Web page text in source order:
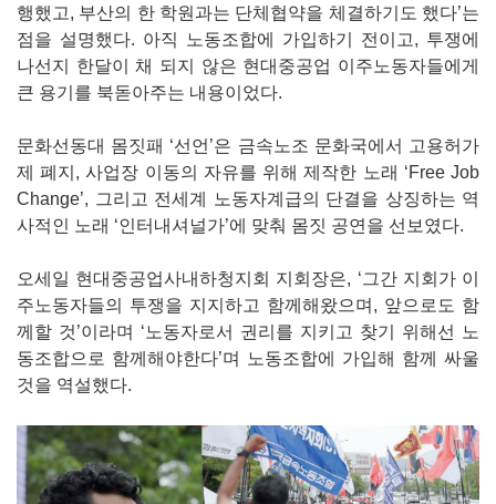
행했고, 부산의 한 학원과는 단체협약을 체결하기도 했다’는
점을 설명했다. 아직 노동조합에 가입하기 전이고, 투쟁에
나선지 한달이 채 되지 않은 현대중공업 이주노동자들에게
큰 용기를 북돋아주는 내용이었다.
문화선동대 몸짓패 ‘선언’은 금속노조 문화국에서 고용허가
제 폐지, 사업장 이동의 자유를 위해 제작한 노래 ‘Free Job
Change’, 그리고 전세계 노동자계급의 단결을 상징하는 역
사적인 노래 ‘인터내셔널가’에 맞춰 몸짓 공연을 선보였다.
오세일 현대중공업사내하청지회 지회장은, ‘그간 지회가 이
주노동자들의 투쟁을 지지하고 함께해왔으며, 앞으로도 함
께할 것’이라며 ‘노동자로서 권리를 지키고 찾기 위해선 노
동조합으로 함께해야한다’며 노동조합에 가입해 함께 싸울
것을 역설했다.